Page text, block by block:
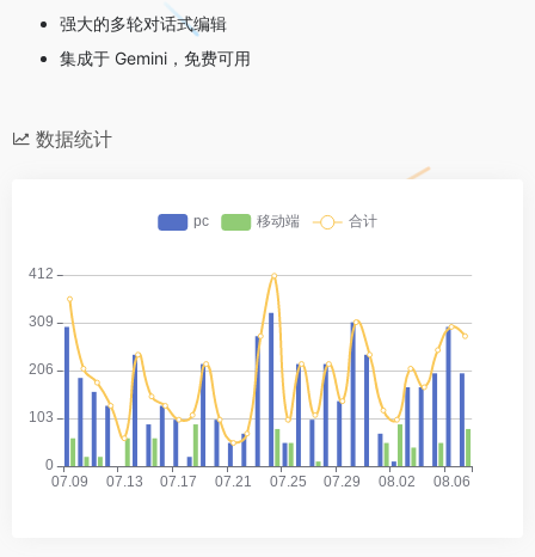
强大的多轮对话式编辑
集成于 Gemini，免费可用
数据统计